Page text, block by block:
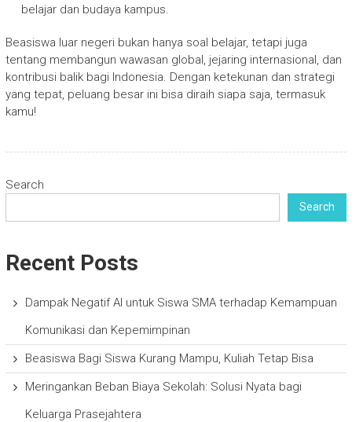
belajar dan budaya kampus.
Beasiswa luar negeri bukan hanya soal belajar, tetapi juga
tentang membangun wawasan global, jejaring internasional, dan
kontribusi balik bagi Indonesia. Dengan ketekunan dan strategi
yang tepat, peluang besar ini bisa diraih siapa saja, termasuk
kamu!
Search
Search
Recent Posts
Dampak Negatif AI untuk Siswa SMA terhadap Kemampuan
Komunikasi dan Kepemimpinan
Beasiswa Bagi Siswa Kurang Mampu, Kuliah Tetap Bisa
Meringankan Beban Biaya Sekolah: Solusi Nyata bagi
Keluarga Prasejahtera